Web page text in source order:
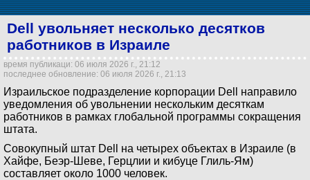
Dell увольняет несколько десятков
работников в Израиле
время публикаци: 06 июля 2026 г., 21:12
последнее обновление: 06 июля 2026 г., 21:13
Израильское подразделение корпорации Dell направило
уведомления об увольнении нескольким десяткам
работников в рамках глобальной программы сокращения
штата.
Совокупный штат Dell на четырех объектах в Израиле (в
Хайфе, Беэр-Шеве, Герцлии и кибуце Глиль-Ям)
составляет около 1000 человек.